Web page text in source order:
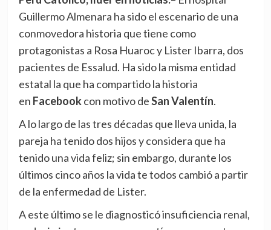
Guillermo Almenara ha sido el escenario de una
conmovedora historia que tiene como
protagonistas a Rosa Huaroc y Lister Ibarra, dos
pacientes de Essalud. Ha sido la misma entidad
estatal la que ha compartido la historia
en Facebookcon motivo deSan Valentín.
A lo largo de las tres décadas que lleva unida, la
pareja ha tenido dos hijos y considera que ha
tenido una vida feliz; sin embargo, durante los
últimos cinco años la vida te todos cambió a partir
de la enfermedad de Lister.
A este último se le diagnosticó insuficiencia renal,